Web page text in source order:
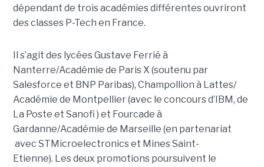
dépendant de trois académies différentes ouvriront
des classes P-Tech en France.
Il s’agit des lycées Gustave Ferrié à
Nanterre/Académie de Paris X (soutenu par
Salesforce et BNP Paribas), Champollion à Lattes/
Académie de Montpellier (avec le concours d’IBM, de
La Poste et Sanofi ) et Fourcade à
Gardanne/Académie de Marseille (en partenariat
avec STMicroelectronics et Mines Saint-
Etienne). Les deux promotions poursuivent le